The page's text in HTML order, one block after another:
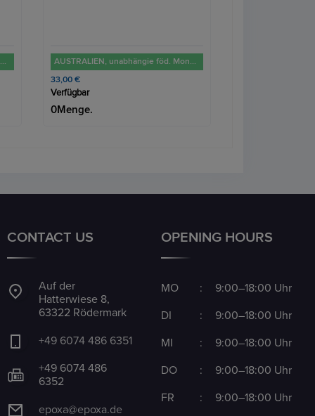
AUSTRALIEN, unabhängie föd. Monarchie seit 1901. 1 Dollar 2023 "Kookaburra". 1 Unze, 31,1g Feinsilber RUSSLAND (UdSSR), UNION DER SOZ. SOWJETREPUBLIKEN 1917-1989. 10 Rubel div. Jahrgänge "Tscherwonetz". 7,74 g Feingold
569,00 €
Verfügbar
0Menge.
CONTACT US
Auf der
Hatterwiese 8,
63322 Rödermark
+49 6074 486 6351
+49 6074 486
6352
epoxa@epoxa.de
OPENING HOURS
MO : 9:00–18:00 Uhr
DI : 9:00–18:00 Uhr
MI : 9:00–18:00 Uhr
DO : 9:00–18:00 Uhr
FR : 9:00–18:00 Uhr